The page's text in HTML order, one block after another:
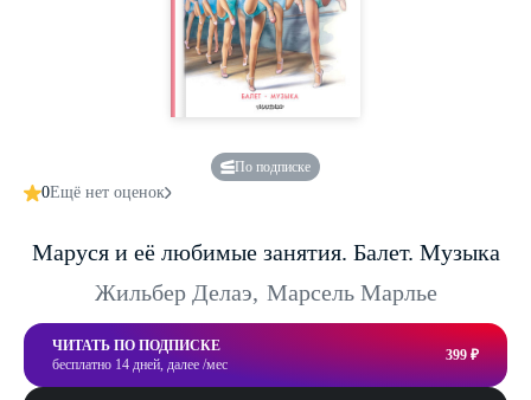
По подписке
0Ещё нет оценок
Маруся и её любимые занятия. Балет. Музыка
Жильбер Делаэ, Марсель Марлье
ЧИТАТЬ ПО ПОДПИСКЕ
бесплатно 14 дней, далее /мес
399 ₽